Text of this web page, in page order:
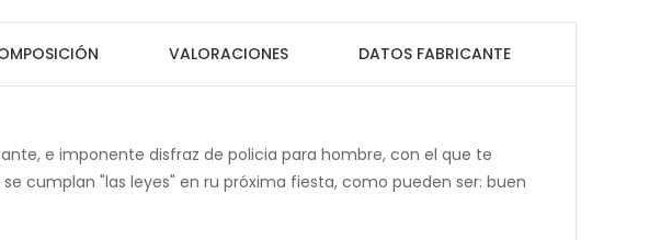
VALORACIONES DATOS FABRICANTE
e imponente disfraz de policia para hombre, con el que te
cumplan "las leyes" en ru próxima fiesta, como pueden ser: buen